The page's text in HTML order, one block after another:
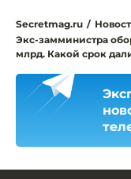
Secretmag.ru /
Экс-замминистра
млрд. Какой срок